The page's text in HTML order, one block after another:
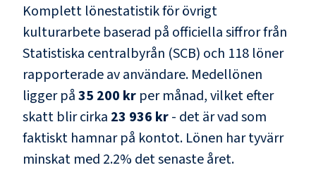
Komplett lönestatistik förövrigt
kulturarbete baserad på officiella siffror från
Statistiska centralbyrån (SCB) och 118 löner
rapporterade av användare. Medellönen
ligger på35 200 kr per månad, vilket efter
skatt blir cirka 23 936 kr- det är vad som
faktiskt hamnar på kontot. Lönen har tyvärr
minskat med 2.2% det senaste året.